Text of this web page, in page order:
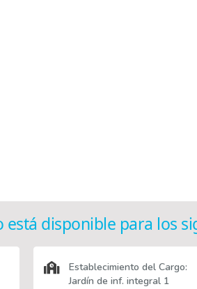
está disponible para los
Establecimiento del Cargo:
Jardín de inf. integral 1